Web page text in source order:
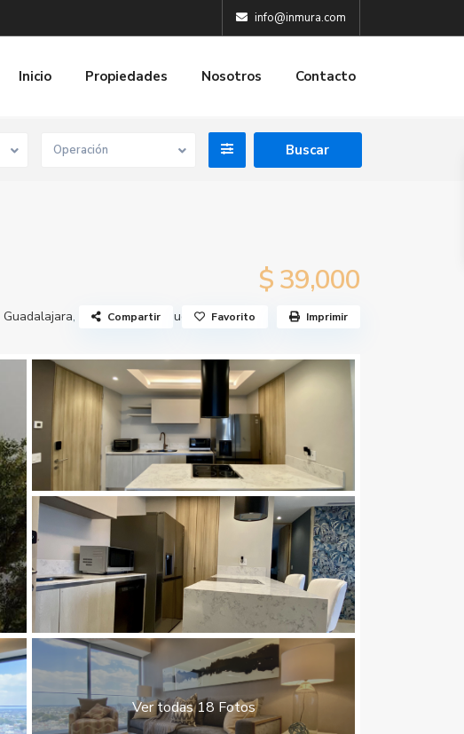
info@inmura.com
Inicio Propiedades Nosotros Contacto
Operación
$ 39,000
Guadalajara, Circunvalación Guevara
Compartir Favorito Imprimir
Ver todas 18 Fotos